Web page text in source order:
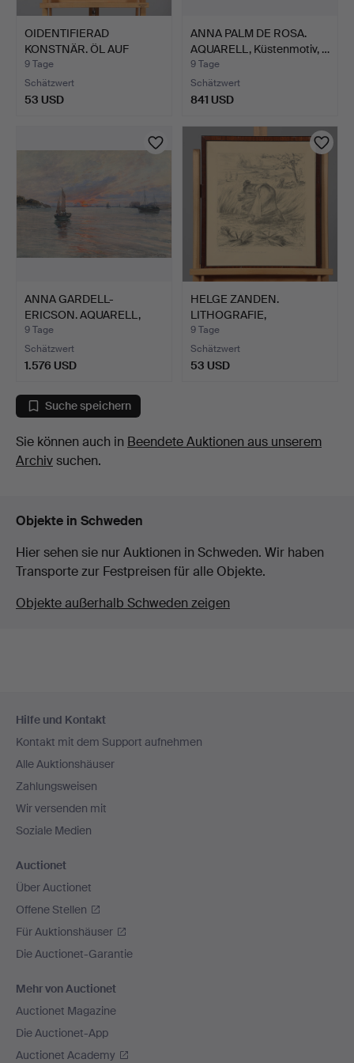
OIDENTIFIERAD
KONSTNÄR. ÖL AUF
LEINWAND, s…
9 Tage
Schätzwert
53 USD
ANNA PALM DE ROSA.
AQUARELL, Küstenmotiv, …
9 Tage
Schätzwert
841 USD
ANNA GARDELL-
ERICSON. AQUARELL,
Segelboote…
9 Tage
Schätzwert
1.576 USD
HELGE ZANDEN.
LITHOGRAFIE,
"Skördekvinna",…
9 Tage
Schätzwert
53 USD
Suche speichern
Sie können auch in Beendete Auktionen aus unserem
Archivsuchen.
Objekte in Schweden
Hier sehen sie nur Auktionen in Schweden. Wir haben
Transporte zur Festpreisen für alle Objekte.
Objekte außerhalb Schweden zeigen
Navigation
Hilfe und Kontakt
Kontakt mit dem Support aufnehmen
Alle Auktionshäuser
Zahlungsweisen
Wir versenden mit
Soziale Medien
Auctionet
Über Auctionet
Offene Stellen
Für Auktionshäuser
Die Auctionet-Garantie
Mehr von Auctionet
Auctionet Magazine
Die Auctionet-App
Auctionet Academy